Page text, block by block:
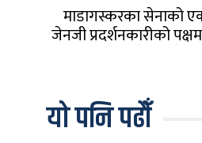
माडागस्करका सेनाको
जेनजी प्रदर्शनकारीको
यो पनि पढौँ